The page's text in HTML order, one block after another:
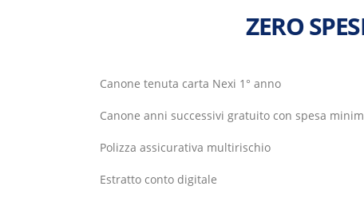
ZERO
Canone tenuta carta Nexi 1° anno
Canone anni successivi gratuito con spesa
Polizza assicurativa multirischio
Estratto conto digitale